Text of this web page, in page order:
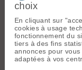
Aller à la page :
Nouveau sujet Voir
R
RafaelRodon[245
eh oui c'est bien le
choix
En cliquant sur
cookies à usage
fonctionnement du
tiers à des fins
annonces pour
adaptées à vos